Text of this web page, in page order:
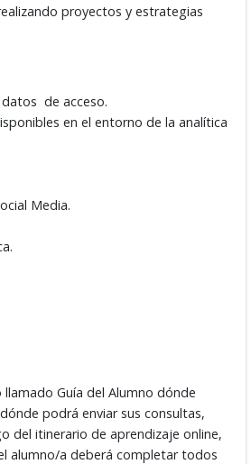
proyectos y estrategias
de acceso.
en el entorno de la analítica
Media.
Guía del Alumno dónde
podrá enviar sus consultas,
del itinerario de aprendizaje online,
alumno/a deberá completar todos